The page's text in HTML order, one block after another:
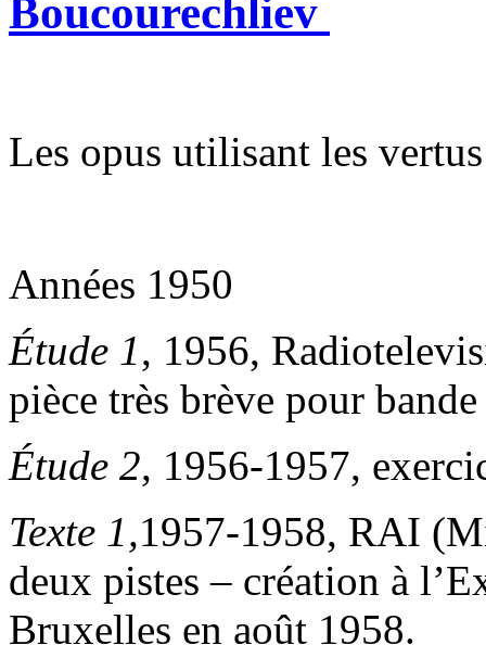
Boucourechliev
Les opus utilisant les
Années 1950
Étude 1, 1956,
pièce très brève pour
Étude 2, 1956-1957,
Texte 1,1957-1958, RAI
deux pistes – création à
Bruxelles en août 1958.